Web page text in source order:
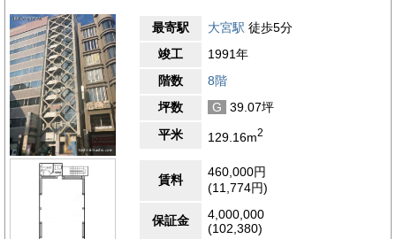
最寄駅 大宮駅 徒歩5分
竣工
1991年
階数
8階
坪数
G
39.07坪
平米
129.16m2
賃料
460,000円
(11,774円)
保証金
4,000,000
(102,380)